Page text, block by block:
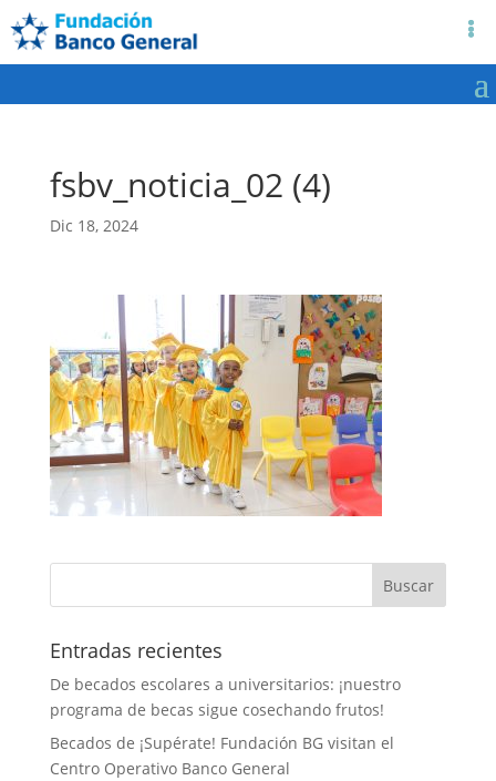
fsbv_noticia_02 (4)
Dic 18, 2024
Entradas recientes
De becados escolares a universitarios: ¡nuestro
programa de becas sigue cosechando frutos!
Becados de ¡Supérate! Fundación BG visitan el
Centro Operativo Banco General